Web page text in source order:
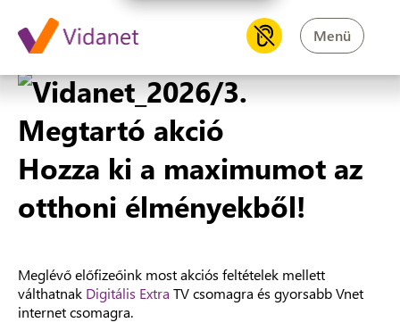
Menü
Hozza ki a maximumot az
Hozza ki a maximumot az
otthoni élményekből!
Meglévő előfizeőink most akciós feltételek mellett
válthatnak Digitális Extra TV csomagra és gyorsabb Vnet
internet csomagra.